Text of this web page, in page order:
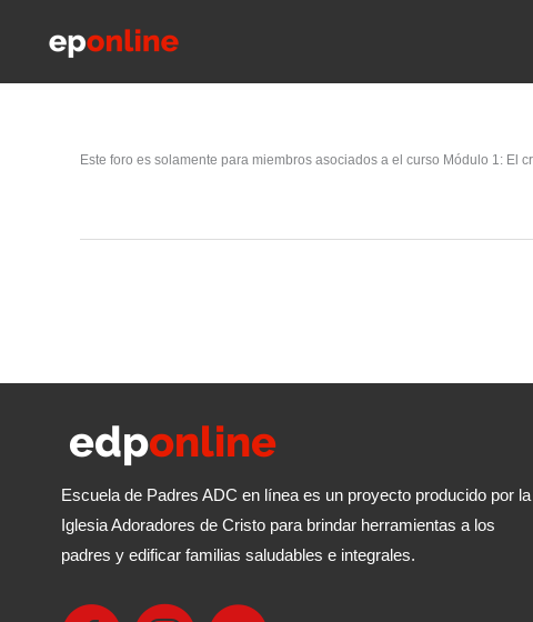
Este foro es solamente para miembros asociados a el curso Módulo 1: El
Escuela de Padres ADC en línea es un proyecto producido por la
Iglesia Adoradores de Cristo para brindar herramientas a los
padres y edificar familias saludables e integrales.